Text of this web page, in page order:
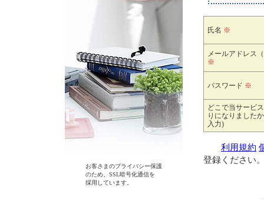
お客さまのプライバシー保護
のため、SSL暗号化通信を
採用しています。
氏名 ※
メールアドレス
※
パスワード ※
どこで当サービ
りになりました
入力)
利用規約
登録ください